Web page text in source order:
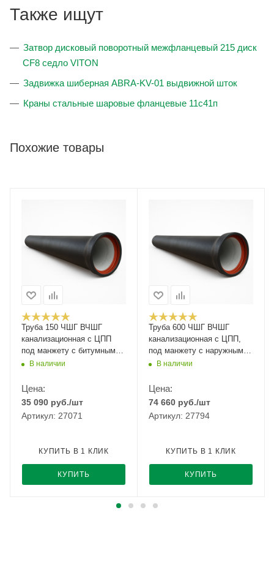
Также ищут
Затвор дисковый поворотный межфланцевый 215 диск
CF8 седло VITON
Задвижка шиберная ABRA-KV-01 выдвижной шток
Краны стальные шаровые фланцевые 11с41п
Похожие товары
Труба 150 ЧШГ ВЧШГ
канализационная с ЦПП
под манжету с битумным
покрытием,тип соединения
В наличии
Цена:
35 090 руб./шт
Артикул: 27071
КУПИТЬ
КУПИТЬ В 1 КЛИК
Труба 600 ЧШГ ВЧШГ
канализационная с ЦПП,
под манжету с наружным
цинковым и битумным
В наличии
Цена:
74 660 руб./шт
Артикул: 27794
КУПИТЬ
КУПИТЬ В 1 КЛИК